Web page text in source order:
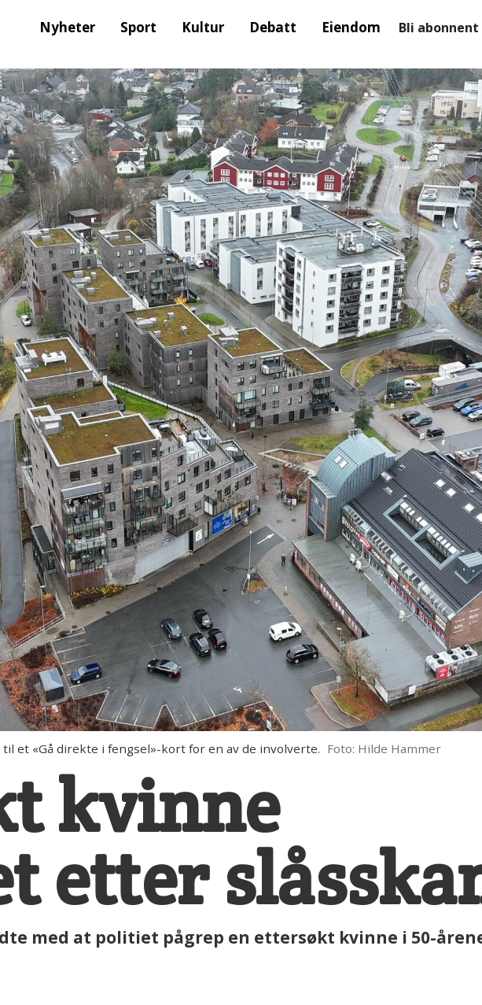
Nyheter Sport Kultur Debatt Eiendom Bli abonnent
til et «Gå direkte i fengsel»-kort for en av de involverte. Foto: Hilde Hammer
kvinne
etter
med at politiet pågrep en ettersøkt kvinne i 50-